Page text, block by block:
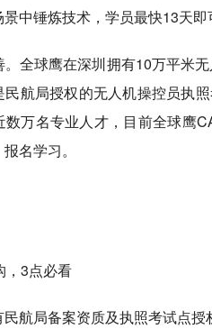
中锤炼技术，学员最快13天即
全球鹰在深圳拥有10万平米
民航局授权的无人机操控员执
数万名专业人才，目前全球鹰
名学习。
，3点必看
航局备案资质及执照考试点授